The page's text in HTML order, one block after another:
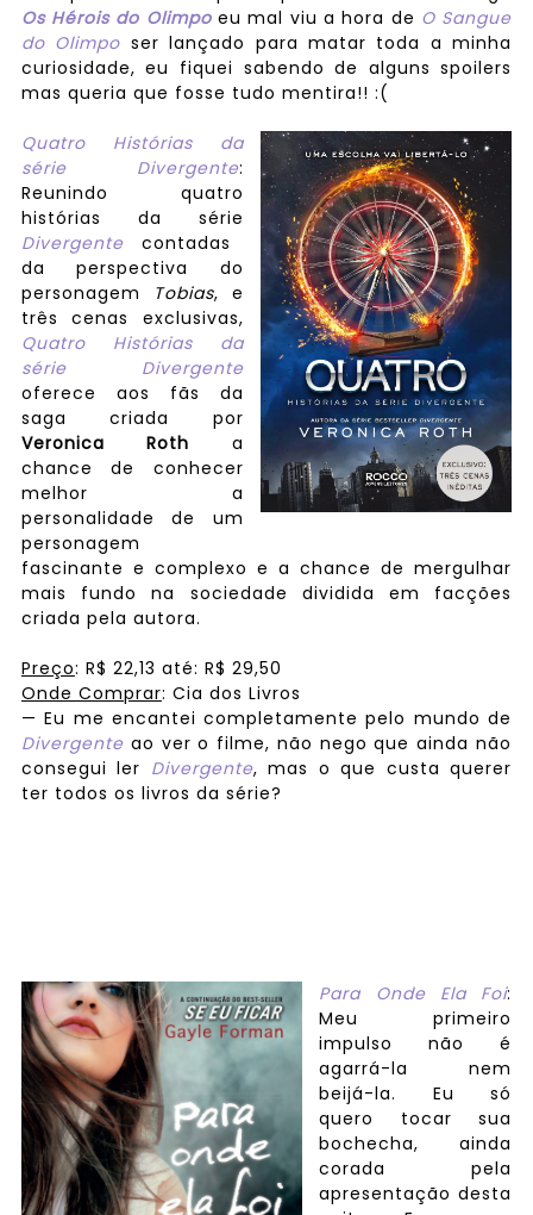
Os Hérois do Olimpoeu mal viu a hora de O Sangue
do Olimpo ser lançado para matar toda a minha
curiosidade, eu fiquei sabendo de alguns spoilers
mas queria que fosse tudo mentira!! :(
QuatroHistórias da
série Divergente:
Reunindo quatro
histórias da série
Divergentecontadas
da perspectiva do
personagem
Tobias, e
três cenas exclusivas,
QuatroHistórias da
série Divergente
oferece aos fãs da
saga criada por
Veronica Roth a
chance de conhecer
melhor a
personalidade de um
personagem
fascinante e complexo e a chance de mergulhar
mais fundo na sociedade dividida em facções
criada pela autora.
Preço: R$ 22,13 até: R$ 29,50
Onde Comprar: Cia dos Livros
— Eu me encantei completamente pelo mundo de
Divergenteao ver o filme, não nego que ainda não
consegui ler Divergente, mas o que custa querer
ter todos os livros da série?
Para Onde Ela Foi:
Meu primeiro
impulso não é
agarrá-la nem
beijá-la. Eu só
quero tocar sua
bochecha, ainda
corada pela
apresentação desta